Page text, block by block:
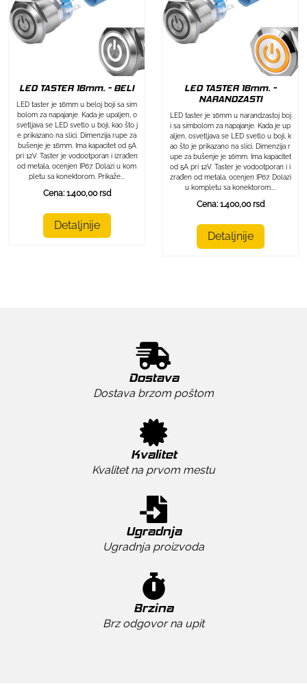
LED TASTER 16mm. - BELI
LED taster je 16mm u beloj boji sa sim
bolom za napajanje. Kada je upaljen, o
svetljava se LED svetlo u boji, kao što j
e prikazano na slici. Dimenzija rupe za
bušenje je 16mm. Ima kapacitet od 5A
pri 12V. Taster je vodootporan i izrađen
od metala, ocenjen IP67. Dolazi u kom
pletu sa konektorom. Prikaže...
Cena: 1.400,00 rsd
Detaljnije
LED TASTER 16mm. -
NARANDZASTI
LED taster je 16mm u narandzastoj boj
i sa simbolom za napajanje. Kada je up
aljen, osvetljava se LED svetlo u boji, k
ao što je prikazano na slici. Dimenzija r
upe za bušenje je 16mm. Ima kapacitet
od 5A pri 12V. Taster je vodootporan i i
zrađen od metala, ocenjen IP67. Dolazi
u kompletu sa konektorom....
Cena: 1.400,00 rsd
Detaljnije
Dostava
Dostava brzom poštom
Kvalitet
Kvalitet na prvom mestu
Ugradnja
Ugradnja proizvoda
Brzina
Brz odgovor na upit